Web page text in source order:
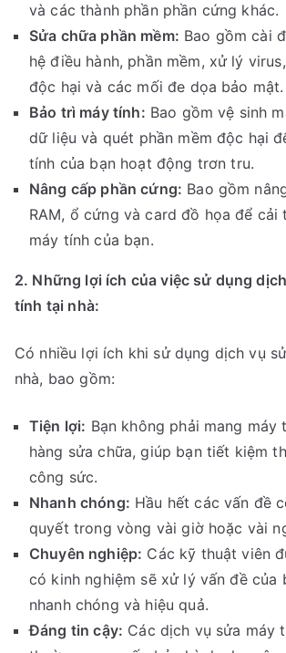
và các thành phần phần cứng khác.
Sửa chữa phần mềm: Bao gồm cài
hệ điều hành, phần mềm, xử lý
độc hại và các mối đe dọa bảo mật.
Bảo trì máy tính: Bao gồm vệ sinh
dữ liệu và quét phần mềm độc hại
tính của bạn hoạt động trơn tru.
Nâng cấp phần cứng: Bao gồm
RAM, ổ cứng và card đồ họa để cải
máy tính của bạn.
2. Những lợi ích của việc sử dụng
tính tại nhà:
Có nhiều lợi ích khi sử dụng dịch vụ
nhà, bao gồm:
Tiện lợi: Bạn không phải mang máy
hàng sửa chữa, giúp bạn tiết kiệm
công sức.
Nhanh chóng: Hầu hết các vấn đề
quyết trong vòng vài giờ hoặc vài
Chuyên nghiệp: Các kỹ thuật viên
có kinh nghiệm sẽ xử lý vấn đề của
nhanh chóng và hiệu quả.
Đáng tin cậy: Các dịch vụ sửa máy